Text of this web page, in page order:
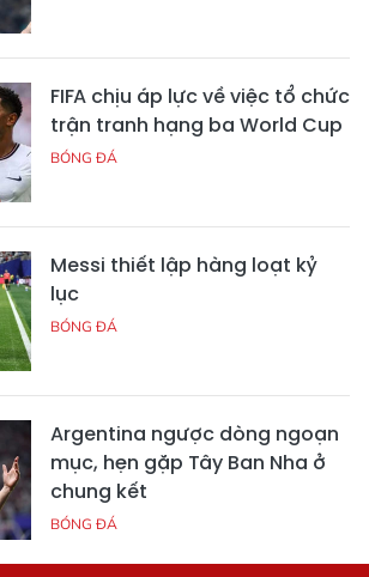
FIFA chịu áp lực về việc tổ chức
trận tranh hạng ba World Cup
BÓNG ĐÁ
Messi thiết lập hàng loạt kỷ
lục
BÓNG ĐÁ
Argentina ngược dòng ngoạn
mục, hẹn gặp Tây Ban Nha ở
chung kết
BÓNG ĐÁ